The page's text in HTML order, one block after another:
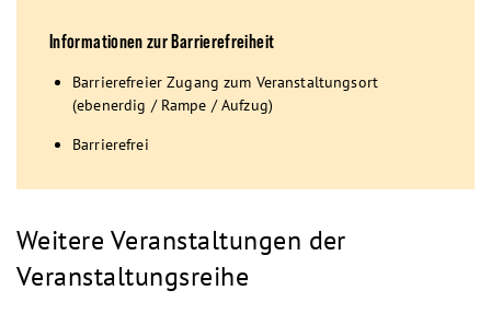
Informationen zur Barrierefreiheit
Barrierefreier Zugang zum Veranstaltungsort
(ebenerdig / Rampe / Aufzug)
Barrierefrei
Weitere Veranstaltungen der
Veranstaltungsreihe